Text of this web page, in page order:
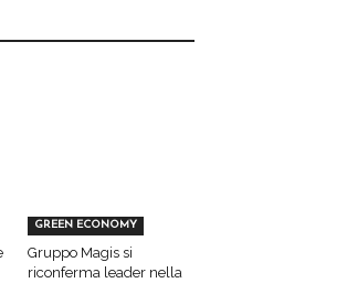
GREEN ECONOMY
Gruppo Magis si
riconferma leader nella